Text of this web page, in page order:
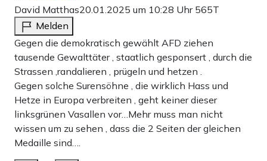
David Matthas20.01.2025 um 10:28 Uhr 565T
Melden
Gegen die demokratisch gewählt AFD ziehen
tausende Gewalttäter , staatlich gesponsert , durch die
Strassen ,randalieren , prügeln und hetzen .
Gegen solche Surensöhne , die wirklich Hass und
Hetze in Europa verbreiten , geht keiner dieser
linksgrünen Vasallen vor…Mehr muss man nicht
wissen um zu sehen , dass die 2 Seiten der gleichen
Medaille sind….